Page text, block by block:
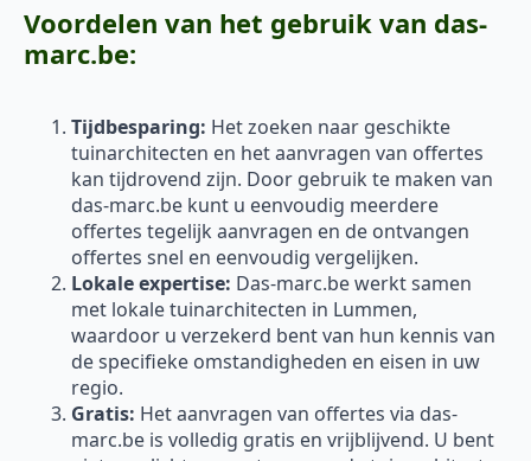
Voordelen van het gebruik van das-
marc.be:
Tijdbesparing: Het zoeken naar geschikte
tuinarchitecten en het aanvragen van offertes
kan tijdrovend zijn. Door gebruik te maken van
das-marc.be kunt u eenvoudig meerdere
offertes tegelijk aanvragen en de ontvangen
offertes snel en eenvoudig vergelijken.
Lokale expertise: Das-marc.be werkt samen
met lokale tuinarchitecten in Lummen,
waardoor u verzekerd bent van hun kennis van
de specifieke omstandigheden en eisen in uw
regio.
Gratis: Het aanvragen van offertes via das-
marc.be is volledig gratis en vrijblijvend. U bent